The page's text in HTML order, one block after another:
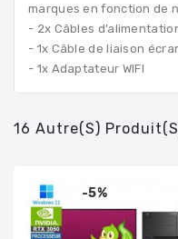
marques en fonction de
- 2x Câbles
- 1x Câble de liaison
- 1x Adaptateur WIFI
16 Autre(s)
-5%